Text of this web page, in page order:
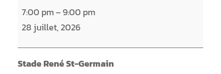
a
i
n
7:00 pm–9:00 pm
28 juillet, 2026
Stade René St-Germain